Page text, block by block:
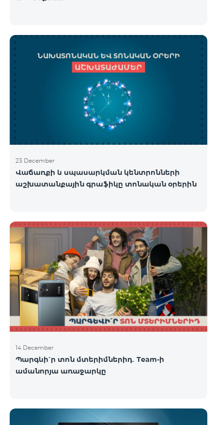
23 December
Վաճառքի և սպասարկման կենտրոնների
աշխատանքային գրաֆիկը տոնական օրերին
14 December
Պարգևի՛ր տոն մտերիմներիդ․ Team-ի
ամանորյա առաջարկը